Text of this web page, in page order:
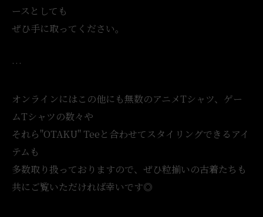
ースとしても
ぜひ手に取ってください。
…
オンラインにはこの他にも無数のアニメTシャツ、ゲー
ムTシャツの数々や
それら"OTAKU" Teeと合わせてスタイリングできるアイ
テムも
多数取り扱っておりますので、ぜひ粒揃いの古着たちも
共にご覧いただければ幸いです◎